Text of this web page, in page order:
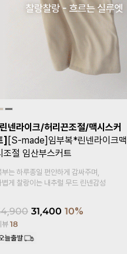
만장돌파✨/기획특가 1+1]임부복*
림방지3부 임산부속바지
복대형
바지 안에 이너 속바지,
웨어로 활용도 높은 3부 속바지예요~
14,900 21%
뷰 620